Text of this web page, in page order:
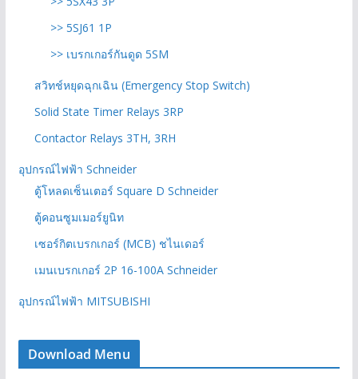
>> 5SJ61 1P
>> เบรกเกอร์กันดูด 5SM
สวิทช์หยุดฉุกเฉิน (Emergency Stop Switch)
Solid State Timer Relays 3RP
Contactor Relays 3TH, 3RH
อุปกรณ์ไฟฟ้า Schneider
ตู้โหลดเซ็นเตอร์ Square D Schneider
ตู้คอนซูมเมอร์ยูนิท
เซอร์กิตเบรกเกอร์ (MCB) ชไนเดอร์
เมนเบรกเกอร์ 2P 16-100A Schneider
อุปกรณ์ไฟฟ้า MITSUBISHI
Download Menu